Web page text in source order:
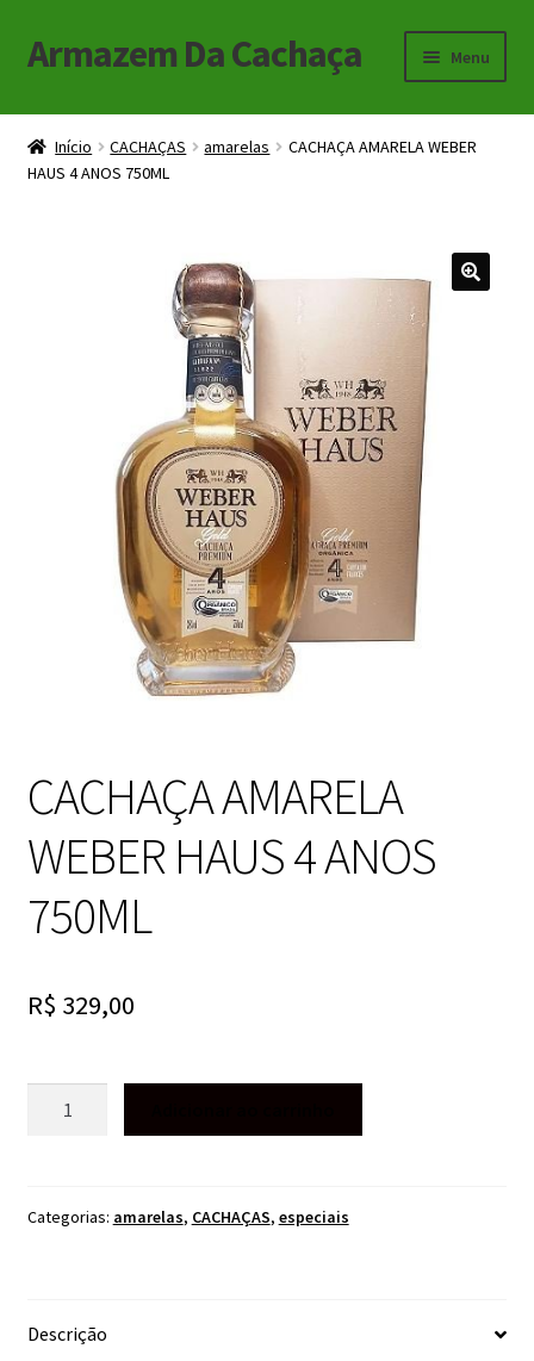
Pular
para
Pular
para
conteúdo
Armazem Da Cachaça Menu
Início
Carrinho
Início CACHAÇAS amarelas
CACHAÇA AMARELA WEBER
HAUS 4 ANOS 750ML
CACHAÇA AMARELA
WEBER HAUS 4 ANOS
750ML
R$ 329,00
4
Categorias: amarelas, CACHAÇAS, especiais
Descrição